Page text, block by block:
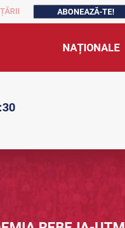
ABONEAZĂ-TE!
NAȚIONALE